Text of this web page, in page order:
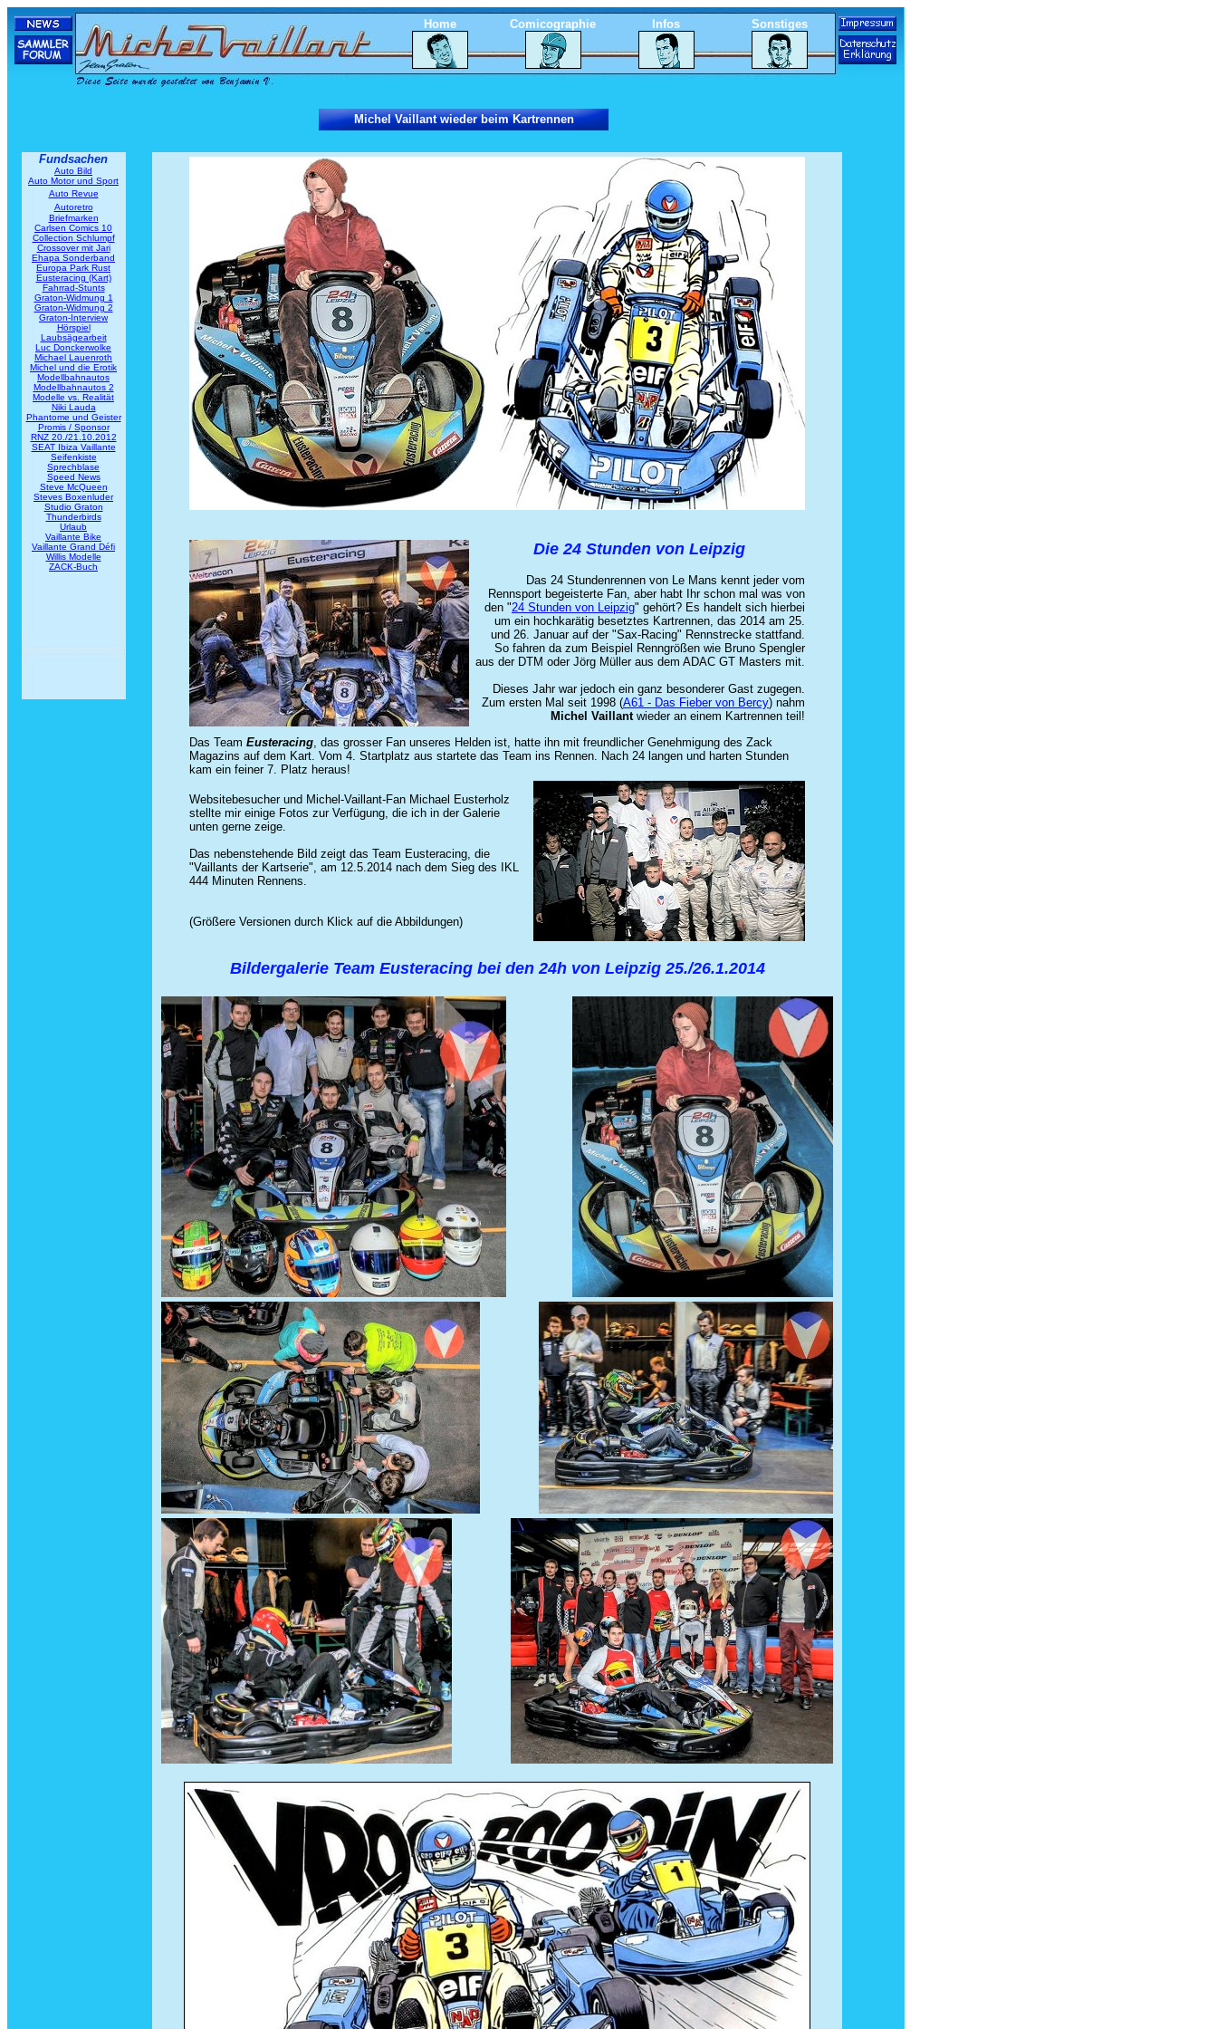
Home Comicographie Infos Sonstiges
Michel Vaillant wieder beim Kartrennen
Fundsachen
Auto Bild
Auto Motor und Sport
Auto Revue
Autoretro
Briefmarken
Carlsen Comics 10
Collection Schlumpf
Crossover mit Jari
Ehapa Sonderband
Europa Park Rust
Eusteracing (Kart)
Fahrrad-Stunts
Graton-Widmung 1
Graton-Widmung 2
Graton-Interview
Hörspiel
Laubsägearbeit
Luc Donckerwolke
Michael Lauenroth
Michel und die Erotik
Modellbahnautos
Modellbahnautos 2
Modelle vs. Realität
Niki Lauda
Phantome und Geister
Promis / Sponsor
RNZ 20./21.10.2012
SEAT Ibiza Vaillante
Seifenkiste
Sprechblase
Speed News
Steve McQueen
Steves Boxenluder
Studio Graton
Thunderbirds
Urlaub
Vaillante Bike
Vaillante Grand Défi
Willis Modelle
ZACK-Buch
Die 24 Stunden von Leipzig
Das 24 Stundenrennen von Le Mans kennt jeder vom
Rennsport begeisterte Fan, aber habt Ihr schon mal was von
den "24 Stunden von Leipzig" gehört? Es handelt sich hierbei
um ein hochkarätig besetztes Kartrennen, das 2014 am 25.
und 26. Januar auf der "Sax-Racing" Rennstrecke stattfand.
So fahren da zum Beispiel Renngrößen wie Bruno Spengler
aus der DTM oder Jörg Müller aus dem ADAC GT Masters mit.
Dieses Jahr war jedoch ein ganz besonderer Gast zugegen.
Zum ersten Mal seit 1998 (A61 - Das Fieber von Bercy) nahm
Michel Vaillantwieder an einem Kartrennen teil!
Das Team Eusteracing, das grosser Fan unseres Helden ist, hatte ihn mit freundlicher Genehmigung des Zack
Magazins auf dem Kart. Vom 4. Startplatz aus startete das Team ins Rennen. Nach 24 langen und harten Stunden
kam ein feiner 7. Platz heraus!
Websitebesucher und Michel-Vaillant-Fan Michael Eusterholz
stellte mir einige Fotos zur Verfügung, die ich in der Galerie
unten gerne zeige.
Das nebenstehende Bild zeigt das Team Eusteracing, die
"Vaillants der Kartserie", am 12.5.2014 nach dem Sieg des IKL
444 Minuten Rennens.
(Größere Versionen durch Klick auf die Abbildungen)
Bildergalerie Team Eusteracing bei den24h von Leipzig 25./26.1.2014